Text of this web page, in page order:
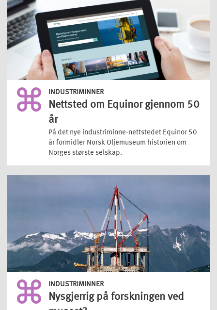
INDUSTRIMINNER
Nettsted om Equinor gjennom 50
år
På det nye industriminne-nettstedet Equinor 50
år formidler Norsk Oljemuseum historien om
Norges største selskap.
INDUSTRIMINNER
Nysgjerrig på forskningen ved